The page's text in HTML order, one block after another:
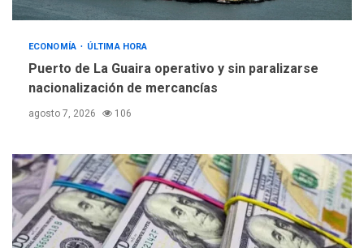
ECONOMÍA ÚLTIMA HORA
Puerto de La Guaira operativo y sin paralizarse
nacionalización de mercancías
agosto 7, 2026 106